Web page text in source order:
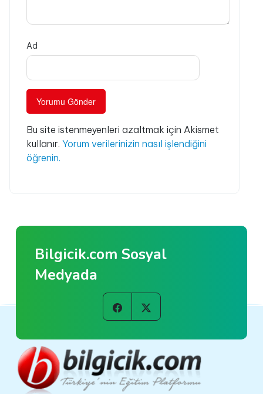
Ad
Bu site istenmeyenleri azaltmak için Akismet
kullanır. Yorum verilerinizin nasıl işlendiğini
öğrenin.
Bilgicik.com Sosyal
Medyada